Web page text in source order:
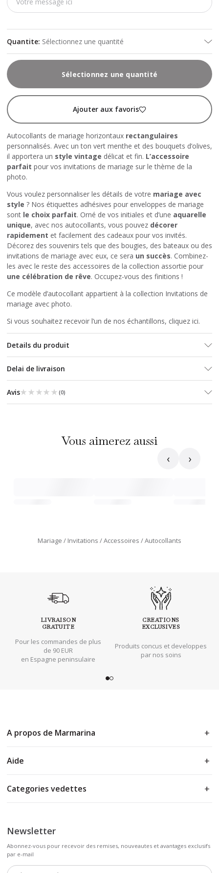
Quantite: Sélectionnez une quantité
Sélectionnez une quantité
Ajouter aux favoris
Autocollants de mariage horizontaux rectangulaires
personnalisés. Avec un ton vert menthe et des bouquets d’olives,
il apportera un style vintage délicat et fin. L’accessoire
parfait pour vos invitations de mariage sur le thème de la
photo.
Vous voulez personnaliser les détails de votre mariage avec
style ? Nos étiquettes adhésives pour enveloppes de mariage
sont le choix parfait. Orné de vos initiales et d’une aquarelle
unique, avec nos autocollants, vous pouvez décorer
rapidement et facilement des cadeaux pour vos invités.
Décorez des souvenirs tels que des bougies, des bateaux ou des
invitations de mariage avec eux, ce sera un succès. Combinez-
les avec le reste des accessoires de la collection assortie pour
une célébration de rêve. Occupez-vous des finitions !
Ce modèle d’autocollant appartient à la collection Invitations de
mariage avec photo.
Si vous souhaitez recevoir l’un de nos échantillons, cliquez ici.
Details du produit
Delai de livraison
Avis★★★★★
★★★★★ (0)
Vous aimerez aussi
‹ ›
Mariage Invitations Accessoires Autocollants
LIVRAISON
GRATUITE
Pour les commandes de plus
de 90 EUR
en Espagne peninsulaire
CREATIONS
EXCLUSIVES
Produits concus et developpes
par nos soins
A propos de Marmarina
Aide
Categories vedettes
Newsletter
Abonnez-vous pour recevoir des remises, nouveautes et avantages exclusifs
par e-mail